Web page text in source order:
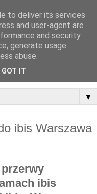
▼
ibis Warszawa
ibis
to deliver its services
and user-agent are
and security
generate usage
abuse.
GOT IT